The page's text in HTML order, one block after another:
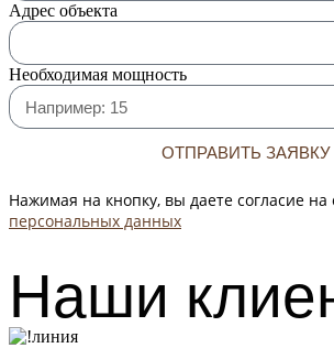
Адрес объекта
Необходимая мощность
ОТПРАВИТЬ ЗАЯВКУ
Нажимая на кнопку, вы даете согласие на
персональных данных
Наши